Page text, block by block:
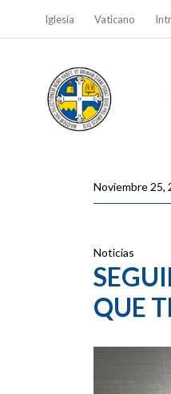
Iglesia Vaticano
Noviembre 25,
Noticias
QUE